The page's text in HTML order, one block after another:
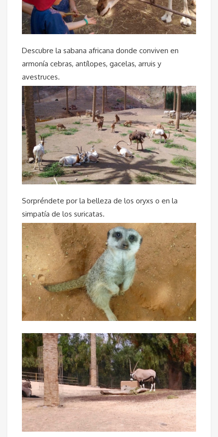
Descubre la sabana africana donde conviven en
armonía cebras, antílopes, gacelas, arruis y
avestruces.
Sorpréndete por la belleza de los oryxs o en la
simpatía de los suricatas.